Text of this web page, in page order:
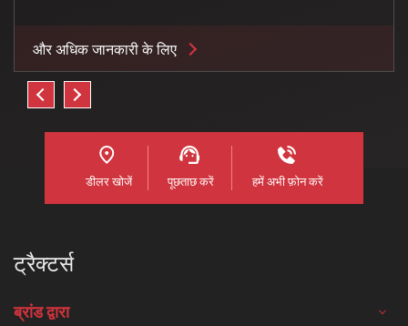
और अधिक जानकारी के लिए
डीलर खोजें पूछताछ करें हमें अभी फ़ोन करें
ट्रैक्टर्स
ब्रांड द्वारा